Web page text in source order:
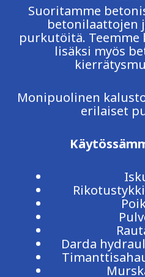
Suoritamme
betonilaattojen
purkutöitä. Teemme
lisäksi myös
Monipuolinen
erilaiset
Darda